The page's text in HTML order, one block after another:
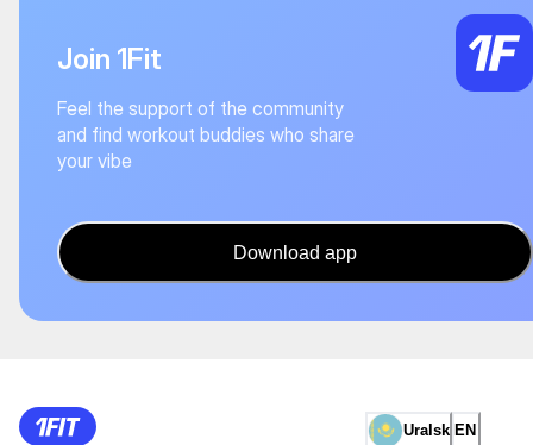
Join 1Fit
Feel the support of the community
and find workout buddies who share
your vibe
Download app
Uralsk EN